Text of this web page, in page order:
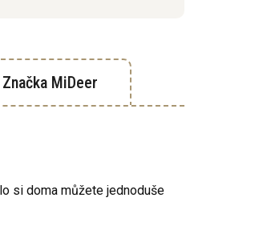
ZnačkaMiDeer
si doma můžete jednoduše